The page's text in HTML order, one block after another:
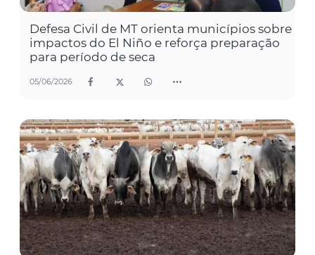
Defesa Civil de MT orienta municípios sobre
impactos do El Niño e reforça preparação
para período de seca
05/06/2026